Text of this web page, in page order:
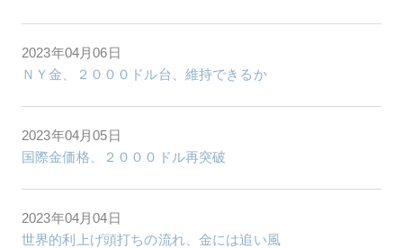
2023年04月06日
ＮＹ金、２０００ドル台、維持できるか
2023年04月05日
国際金価格、２０００ドル再突破
2023年04月04日
世界的利上げ頭打ちの流れ、金には追い風